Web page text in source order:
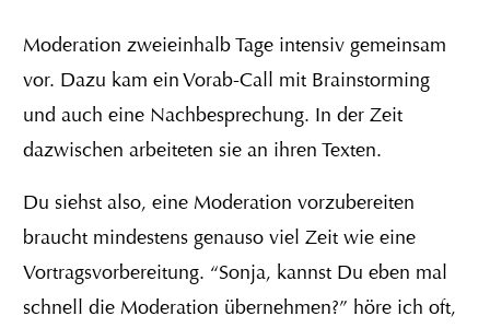
Moderation zweieinhalb Tage intensiv gemeinsam
vor. Dazu kam ein Vorab-Call mit Brainstorming
und auch eine Nachbesprechung. In der Zeit
dazwischen arbeiteten sie an ihren Texten.
Du siehst also, eine Moderation vorzubereiten
braucht mindestens genauso viel Zeit wie eine
Vortragsvorbereitung. “Sonja, kannst Du eben mal
schnell die Moderation übernehmen?” höre ich oft,